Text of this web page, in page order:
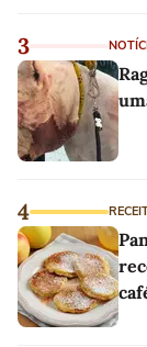
3
4